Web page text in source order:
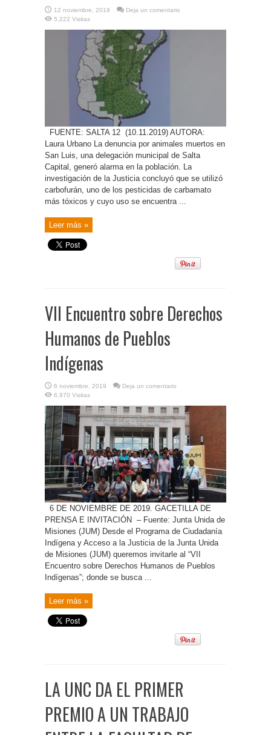
12 noviembre, 2019
Deja un comentario
5,222 Visitas
FUENTE: SALTA 12 (10.11.2019) AUTORA:
Laura Urbano La denuncia por animales muertos en
San Luis, una delegación municipal de Salta
Capital, generó alarma en la población. La
investigación de la Justicia concluyó que se utilizó
carbofurán, uno de los pesticidas de carbamato
más tóxicos y cuyo uso se encuentra ...
Leer más »
VII Encuentro sobre Derechos
Humanos de Pueblos
Indígenas
6 noviembre, 2019
Deja un comentario
6,970 Visitas
6 DE NOVIEMBRE DE 2019. GACETILLA DE
PRENSA E INVITACIÓN – Fuente: Junta Unida de
Misiones (JUM) Desde el Programa de Ciudadanía
Indígena y Acceso a la Justicia de la Junta Unida
de Misiones (JUM) queremos invitarle al “VII
Encuentro sobre Derechos Humanos de Pueblos
Indígenas”; donde se busca ...
Leer más »
LA UNC DA EL PRIMER
PREMIO A UN TRABAJO